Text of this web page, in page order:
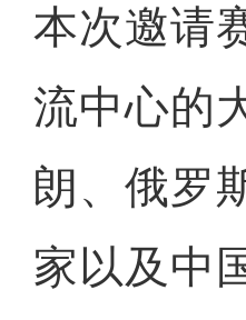
本次邀请
流中心的
朗、俄罗
家以及中